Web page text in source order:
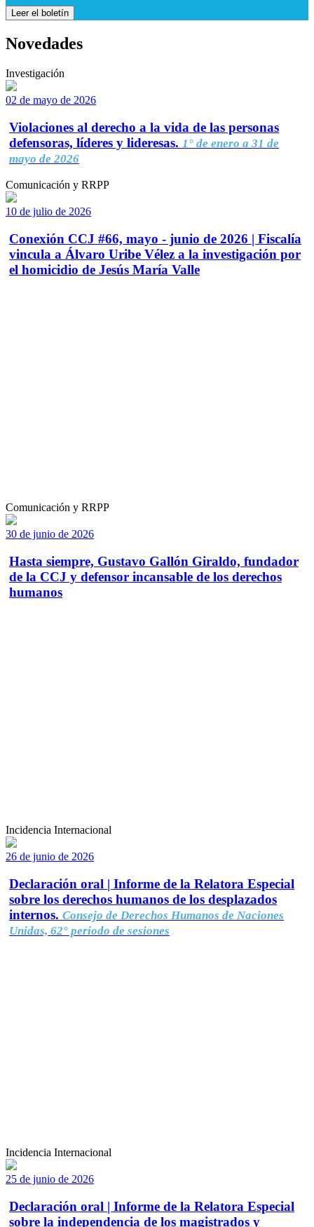
Leer el boletín
Novedades
Investigación
02 de mayo de 2026
Violaciones al derecho a la vida de las personas
defensoras, líderes y lideresas. 1° de enero a 31 de
mayo de 2026
Comunicación y RRPP
10 de julio de 2026
Conexión CCJ #66, mayo - junio de 2026 | Fiscalía
vincula a Álvaro Uribe Vélez a la investigación por
el homicidio de Jesús María Valle
Comunicación y RRPP
30 de junio de 2026
Hasta siempre, Gustavo Gallón Giraldo, fundador
de la CCJ y defensor incansable de los derechos
humanos
Incidencia Internacional
26 de junio de 2026
Declaración oral | Informe de la Relatora Especial
sobre los derechos humanos de los desplazados
internos. Consejo de Derechos Humanos de Naciones
Unidas, 62° período de sesiones
Incidencia Internacional
25 de junio de 2026
Declaración oral | Informe de la Relatora Especial
sobre la independencia de los magistrados y